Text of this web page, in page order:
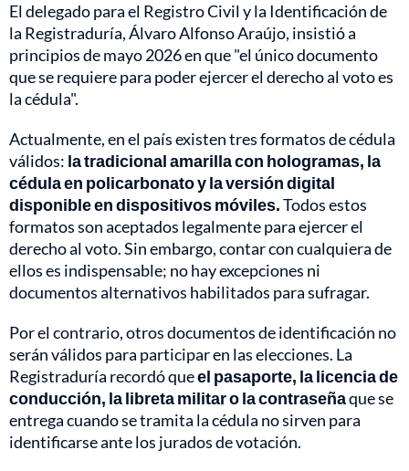
El delegado para el Registro Civil y la Identificación de
la Registraduría, Álvaro Alfonso Araújo, insistió a
principios de mayo 2026 en que "el único documento
que se requiere para poder ejercer el derecho al voto es
la cédula".
Actualmente, en el país existen tres formatos de cédula
válidos: la tradicional amarilla con hologramas, la
cédula en policarbonato y la versión digital
disponible en dispositivos móviles.Todos estos
formatos son aceptados legalmente para ejercer el
derecho al voto. Sin embargo, contar con cualquiera de
ellos es indispensable; no hay excepciones ni
documentos alternativos habilitados para sufragar.
Por el contrario, otros documentos de identificación no
serán válidos para participar en las elecciones. La
Registraduría recordó queel pasaporte, la licencia de
conducción, la libreta militar o la contraseñaque se
entrega cuando se tramita la cédula no sirven para
identificarse ante los jurados de votación.